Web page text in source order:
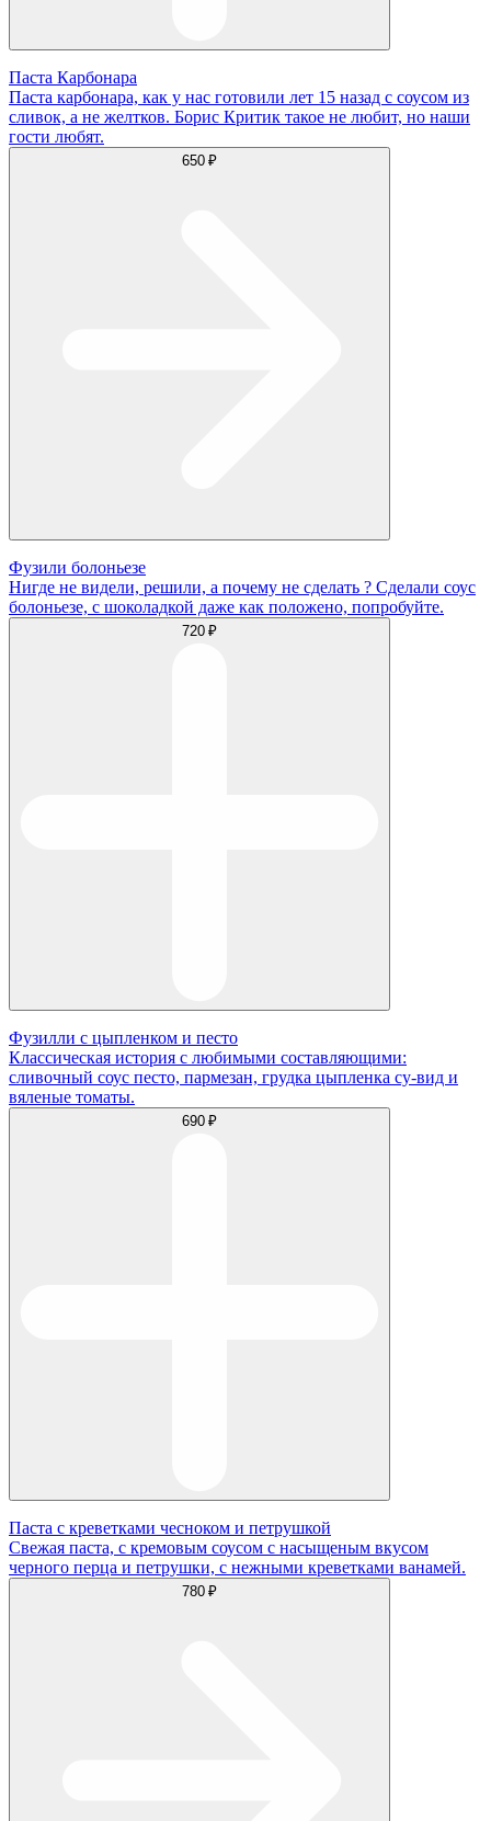
Паста Карбонара
Паста карбонара, как у нас готовили лет 15 назад с соусом из
сливок, а не желтков. Борис Критик такое не любит, но наши
гости любят.
650 ₽
Фузили болоньезе
Нигде не видели, решили, а почему не сделать ? Сделали соус
болоньезе, с шоколадкой даже как положено, попробуйте.
720 ₽
Фузилли с цыпленком и песто
Классическая история с любимыми составляющими:
сливочный соус песто, пармезан, грудка цыпленка су-вид и
вяленые томаты.
690 ₽
Паста с креветками чесноком и петрушкой
Свежая паста, с кремовым соусом с насыщеным вкусом
черного перца и петрушки, с нежными креветками ванамей.
780 ₽